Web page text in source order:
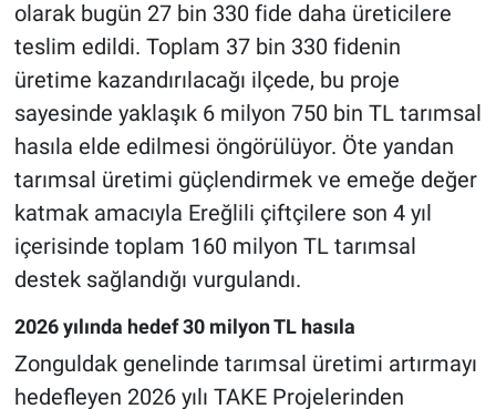
olarak bugün 27 bin 330 fide daha üreticilere
teslim edildi. Toplam 37 bin 330 fidenin
üretime kazandırılacağı ilçede, bu proje
sayesinde yaklaşık 6 milyon 750 bin TL tarımsal
hasıla elde edilmesi öngörülüyor. Öte yandan
tarımsal üretimi güçlendirmek ve emeğe değer
katmak amacıyla Ereğlili çiftçilere son 4 yıl
içerisinde toplam 160 milyon TL tarımsal
destek sağlandığı vurgulandı.
2026 yılında hedef 30 milyon TL hasıla
Zonguldak genelinde tarımsal üretimi artırmayı
hedefleyen 2026 yılı TAKE Projelerinden